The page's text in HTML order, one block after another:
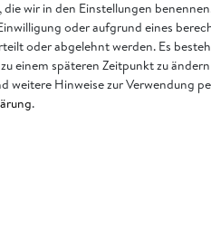
wir in den Einstellungen
oder aufgrund eines
oder abgelehnt werden. Es
einem späteren Zeitpunkt zu
weitere Hinweise zur Verwendung
.